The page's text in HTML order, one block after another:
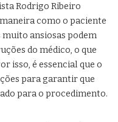
Rodrigo Ribeiro
como o paciente
muito ansiosas podem
do médico, o que
isso, é essencial que o
para garantir que
para o procedimento.